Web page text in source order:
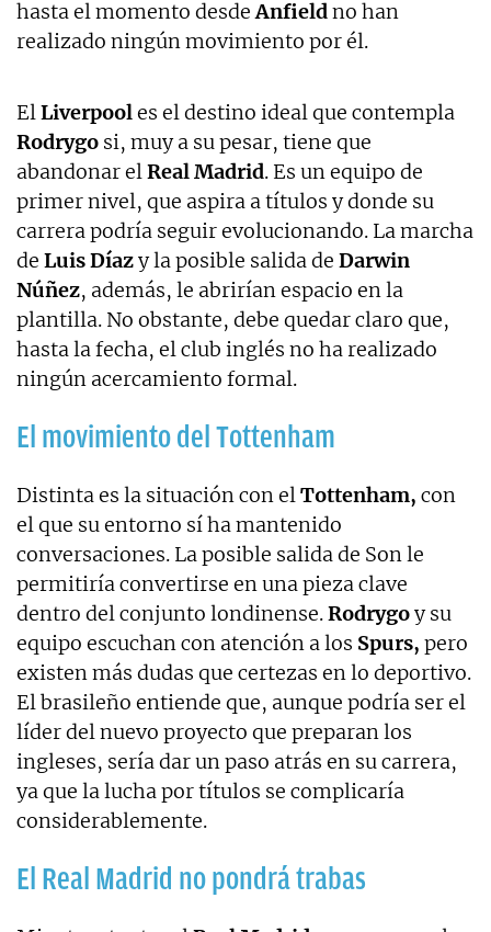
hasta el momento desdeAnfieldno han
realizado ningún movimiento por él.
ElLiverpooles el destino ideal que contempla
Rodrygo si, muy a su pesar, tiene que
abandonar elReal Madrid. Es un equipo de
primer nivel, que aspira a títulos y donde su
carrera podría seguir evolucionando. La marcha
de Luis Díazy la posible salida de Darwin
Núñez, además, le abrirían espacio en la
plantilla. No obstante, debe quedar claro que,
hasta la fecha, el club inglés no ha realizado
ningún acercamiento formal.
El movimiento del Tottenham
Distinta es la situación con elTottenham, con
el que su entorno sí ha mantenido
conversaciones. La posible salida de Son le
permitiría convertirse en una pieza clave
dentro del conjunto londinense.Rodrygoy su
equipo escuchan con atención a los Spurs, pero
existen más dudas que certezas en lo deportivo.
El brasileño entiende que, aunque podría ser el
líder del nuevo proyecto que preparan los
ingleses, sería dar un paso atrás en su carrera,
ya que la lucha por títulos se complicaría
considerablemente.
El Real Madrid no pondrá trabas